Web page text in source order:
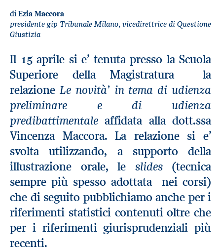
diEzia Maccora
presidente gip Tribunale Milano, vicedirettrice di Questione
Giustizia
Il 15 aprile si e’ tenuta presso la Scuola
Superiore della Magistratura la
relazione Le novità’ in tema di udienza
preliminare e di udienza
predibattimentaleaffidata alla dott.ssa
Vincenza Maccora. La relazione si e’
svolta utilizzando, a supporto della
illustrazione orale, le slides (tecnica
sempre più spesso adottata nei corsi)
che di seguito pubblichiamo anche per i
riferimenti statistici contenuti oltre che
per i riferimenti giurisprudenziali più
recenti.